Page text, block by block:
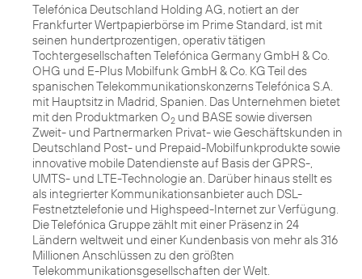
Telefónica Deutschland Holding AG, notiert an der
Frankfurter Wertpapierbörse im Prime Standard, ist mit
seinen hundertprozentigen, operativ tätigen
Tochtergesellschaften Telefónica Germany GmbH & Co.
OHG und E-Plus Mobilfunk GmbH & Co. KG Teil des
spanischen Telekommunikationskonzerns Telefónica S.A.
mit Hauptsitz in Madrid, Spanien. Das Unternehmen bietet
mit den Produktmarken O2 und BASE sowie diversen
Zweit- und Partnermarken Privat- wie Geschäftskunden in
Deutschland Post- und Prepaid-Mobilfunkprodukte sowie
innovative mobile Datendienste auf Basis der GPRS-,
UMTS- und LTE-Technologie an. Darüber hinaus stellt es
als integrierter Kommunikationsanbieter auch DSL-
Festnetztelefonie und Highspeed-Internet zur Verfügung.
Die Telefónica Gruppe zählt mit einer Präsenz in 24
Ländern weltweit und einer Kundenbasis von mehr als 316
Millionen Anschlüssen zu den größten
Telekommunikationsgesellschaften der Welt.